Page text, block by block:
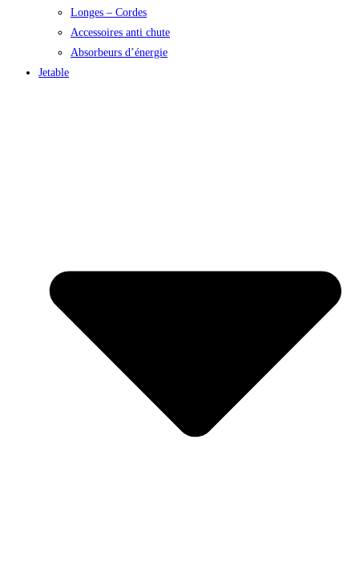
Longes – Cordes
Accessoires anti chute
Absorbeurs d’énergie
Jetable